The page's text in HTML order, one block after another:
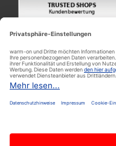
Bodenheizungen,